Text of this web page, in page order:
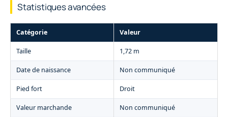
Statistiques avancées
Catégorie Valeur
Taille 1,72 m
Date de naissance Non communiqué
Pied fort Droit
Valeur marchande Non communiqué